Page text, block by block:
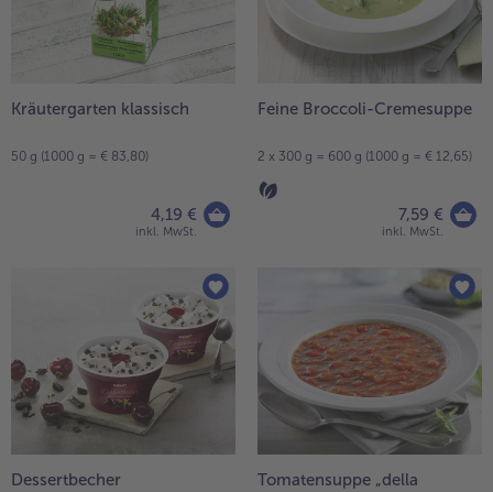
Kräutergarten klassisch
50 g (1000 g = € 83,80)
4,19 €
inkl. MwSt.
Feine Broccoli-Cremesuppe
2 x 300 g = 600 g (1000 g = € 12,65)
7,59 €
inkl. MwSt.
Dessertbecher
Tomatensuppe „della